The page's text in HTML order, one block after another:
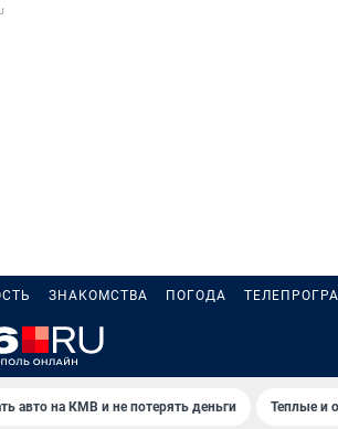
ЗНАКОМСТВА ПОГОДА
авто на КМВ и не потерять деньги Теплые и